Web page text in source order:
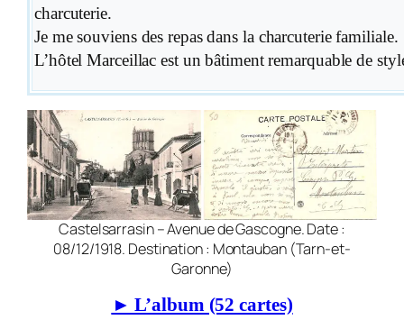
charcuterie.
Je me souviens des repas dans la charcuterie familiale.
L’hôtel Marceillac est un bâtiment remarquable de
Castelsarrasin – Avenue de Gascogne. Date :
08/12/1918. Destination : Montauban (Tarn-et-
Garonne)
► L’album (52 cartes)